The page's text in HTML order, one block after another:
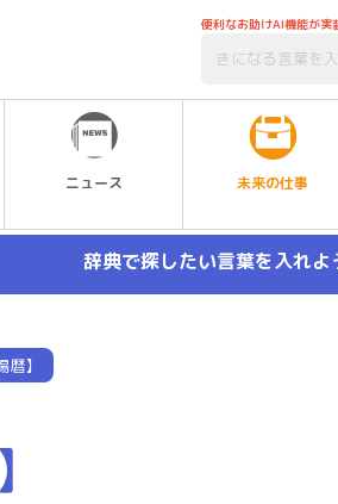
便利なお助けAI機能が実
ニュース 未来の仕事
辞典で探したい言葉を入れよ
】